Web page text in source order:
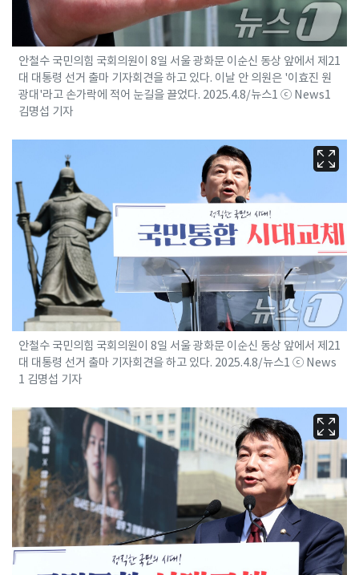
안철수 국민의힘 국회의원이 8일 서울 광화문 이순신 동상 앞에서 제21
대 대통령 선거 출마 기자회견을 하고 있다. 이날 안 의원은 '이효진 원
광대'라고 손가락에 적어 눈길을 끌었다. 2025.4.8/뉴스1 ⓒ News1
김명섭 기자
안철수 국민의힘 국회의원이 8일 서울 광화문 이순신 동상 앞에서 제21
대 대통령 선거 출마 기자회견을 하고 있다. 2025.4.8/뉴스1 ⓒ News
1 김명섭 기자